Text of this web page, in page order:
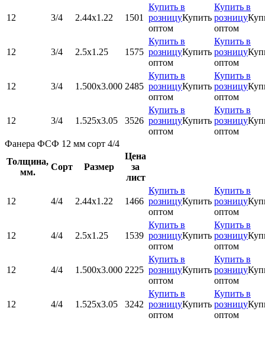
12 3/4 2.44х1.22 1501
Купить в
розницуКупить
оптом
Купить в
розницу
оптом
12 3/4 2.5х1.25 1575
Купить в
розницуКупить
оптом
Купить в
розницу
оптом
12 3/4 1.500x3.000 2485
Купить в
розницуКупить
оптом
Купить в
розницу
оптом
12 3/4 1.525х3.05 3526
Купить в
розницуКупить
оптом
Купить в
розницу
оптом
Фанера ФСФ 12 мм сорт 4/4
Толщина,
мм.
Сорт Размер
Цена
за
лист
12 4/4 2.44х1.22 1466
Купить в
розницуКупить
оптом
Купить в
розницу
оптом
12 4/4 2.5х1.25 1539
Купить в
розницуКупить
оптом
Купить в
розницу
оптом
12 4/4 1.500x3.000 2225
Купить в
розницуКупить
оптом
Купить в
розницу
оптом
12 4/4 1.525х3.05 3242
Купить в
розницуКупить
оптом
Купить в
розницу
оптом